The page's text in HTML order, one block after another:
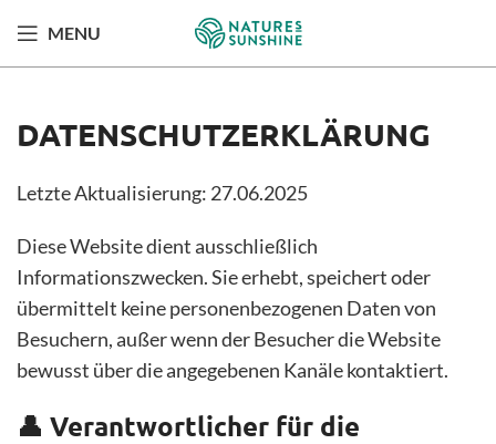
MENU
DATENSCHUTZERKLÄRUNG
Letzte Aktualisierung: 27.06.2025
Diese Website dient ausschließlich
Informationszwecken. Sie erhebt, speichert oder
übermittelt keine personenbezogenen Daten von
Besuchern, außer wenn der Besucher die Website
bewusst über die angegebenen Kanäle kontaktiert.
👤 Verantwortlicher für die